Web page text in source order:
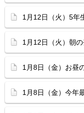
1月12日（火）5年
1月12日（火）朝
1月8日（金）お昼
1月8日（金）今年